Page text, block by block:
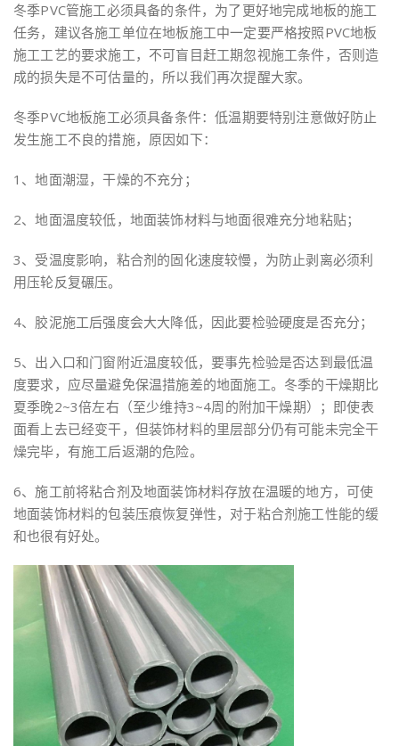
冬季PVC管施工必须具备的条件，为了更好地完成地板的施工
任务，建议各施工单位在地板施工中一定要严格按照PVC地板
施工工艺的要求施工，不可盲目赶工期忽视施工条件，否则造
成的损失是不可估量的，所以我们再次提醒大家。
冬季PVC地板施工必须具备条件：低温期要特别注意做好防止
发生施工不良的措施，原因如下：
1、地面潮湿，干燥的不充分；
2、地面温度较低，地面装饰材料与地面很难充分地粘贴；
3、受温度影响，粘合剂的固化速度较慢，为防止剥离必须利
用压轮反复碾压。
4、胶泥施工后强度会大大降低，因此要检验硬度是否充分；
5、出入口和门窗附近温度较低，要事先检验是否达到最低温
度要求，应尽量避免保温措施差的地面施工。冬季的干燥期比
夏季晚2~3倍左右（至少维持3~4周的附加干燥期）；即使表
面看上去已经变干，但装饰材料的里层部分仍有可能未完全干
燥完毕，有施工后返潮的危险。
6、施工前将粘合剂及地面装饰材料存放在温暖的地方，可使
地面装饰材料的包装压痕恢复弹性，对于粘合剂施工性能的缓
和也很有好处。